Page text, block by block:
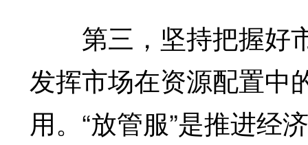
第三，坚持把握好
发挥市场在资源配置中
用。“放管服”是推进经